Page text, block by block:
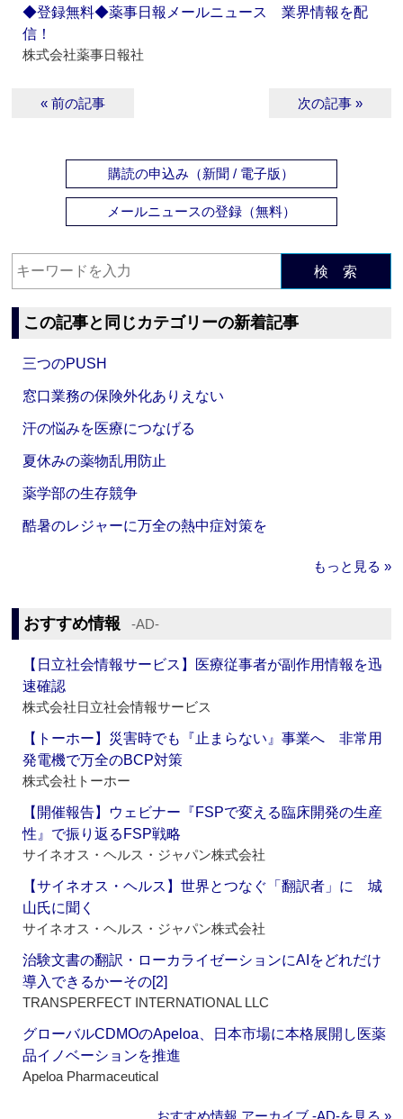
◆登録無料◆薬事日報メールニュース 業界情報を配
信！
株式会社薬事日報社
« 前の記事 次の記事 »
購読の申込み（新聞 / 電子版）
メールニュースの登録（無料）
検 索
この記事と同じカテゴリーの新着記事
三つのPUSH
窓口業務の保険外化ありえない
汗の悩みを医療につなげる
夏休みの薬物乱用防止
薬学部の生存競争
酷暑のレジャーに万全の熱中症対策を
もっと見る »
おすすめ情報 ‐AD‐
【日立社会情報サービス】医療従事者が副作用情報を迅
速確認
株式会社日立社会情報サービス
【トーホー】災害時でも『止まらない』事業へ 非常用
発電機で万全のBCP対策
株式会社トーホー
【開催報告】ウェビナー『FSPで変える臨床開発の生産
性』で振り返るFSP戦略
サイネオス・ヘルス・ジャパン株式会社
【サイネオス・ヘルス】世界とつなぐ「翻訳者」に 城
山氏に聞く
サイネオス・ヘルス・ジャパン株式会社
治験文書の翻訳・ローカライゼーションにAIをどれだけ
導入できるかーその[2]
TRANSPERFECT INTERNATIONAL LLC
グローバルCDMOのApeloa、日本市場に本格展開し医薬
品イノベーションを推進
Apeloa Pharmaceutical